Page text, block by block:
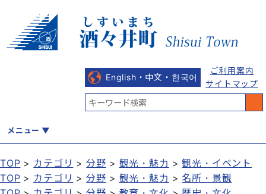
English・中文・한국어
ご利用案内
サイトマップ
メニュー
くらし 健康・福祉 教育・文化 観光・魅力 産業・しごと
TOP カテゴリ 分野 観光・魅力
観光・イベント
TOP
カテゴリ 分野 観光・魅力
名所・景観